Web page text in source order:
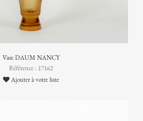
Vase DAUM NANCY
Référence : 17162
Ajouter à votre liste